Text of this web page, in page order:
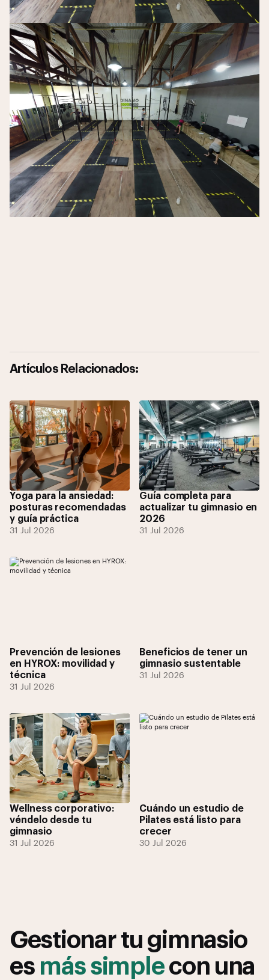
Artículos Relacionados:
Yoga para la ansiedad:
posturas recomendadas
y guía práctica
31 Jul 2026
Guía completa para
actualizar tu gimnasio en
2026
31 Jul 2026
Prevención de lesiones
en HYROX: movilidad y
técnica
31 Jul 2026
Beneficios de tener un
gimnasio sustentable
31 Jul 2026
Wellness corporativo:
véndelo desde tu
gimnasio
31 Jul 2026
Cuándo un estudio de
Pilates está listo para
crecer
30 Jul 2026
Gestionar tu gimnasio
es más simplecon una